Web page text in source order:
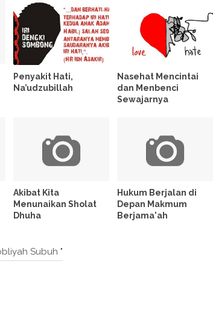
Penyakit Hati,
Na’udzubillah
Nasehat Mencintai
dan Menbenci
Sewajarnya
Akibat Kita
Menunaikan Sholat
Dhuha
Hukum Berjalan di
Depan Makmum
Berjama'ah
Subuh "